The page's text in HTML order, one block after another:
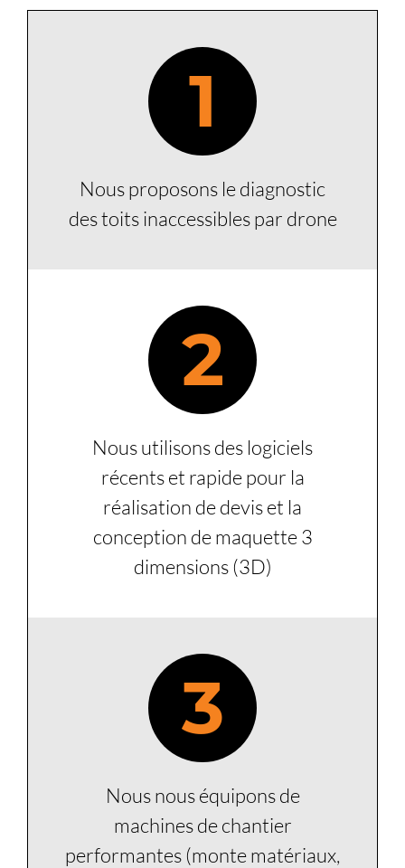
1
Nous proposons le diagnostic
des toits inaccessibles par drone
2
Nous utilisons des logiciels
récents et rapide pour la
réalisation de devis et la
conception de maquette 3
dimensions (3D)
3
Nous nous équipons de
machines de chantier
performantes (monte matériaux,